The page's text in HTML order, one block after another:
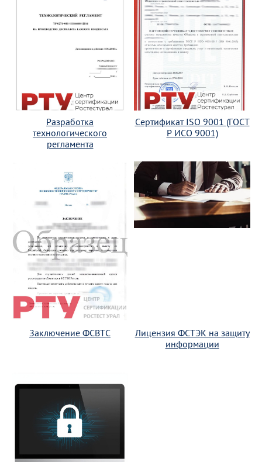
Разработка
технологического
регламента
Сертификат ISO 9001 (ГОСТ
Р ИСО 9001)
Заключение ФСВТС
Лицензия ФСТЭК на защиту
информации